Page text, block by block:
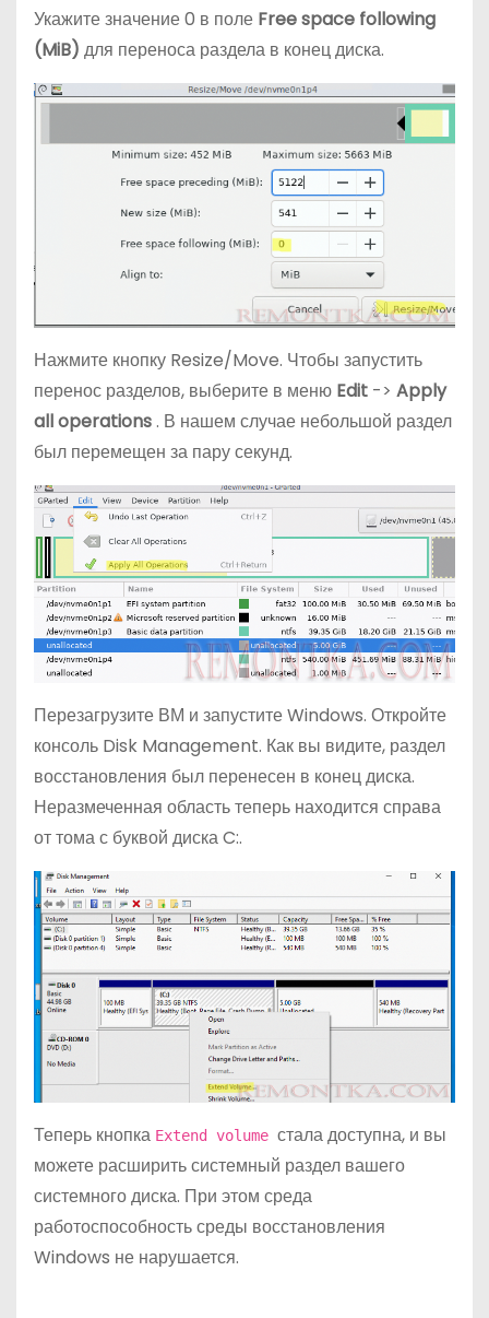
Укажите значение 0 в поле Free space following
(MiB) для переноса раздела в конец диска.
Нажмите кнопку Resize/Move. Чтобы запустить
перенос разделов, выберите в меню Edit -> Apply
all operations. В нашем случае небольшой раздел
был перемещен за пару секунд.
Перезагрузите ВМ и запустите Windows. Откройте
консоль Disk Management. Как вы видите, раздел
восстановления был перенесен в конец диска.
Неразмеченная область теперь находится справа
от тома с буквой диска C:.
Теперь кнопка Extend volume стала доступна, и вы
можете расширить системный раздел вашего
системного диска. При этом среда
работоспособность среды восстановления
Windows не нарушается.